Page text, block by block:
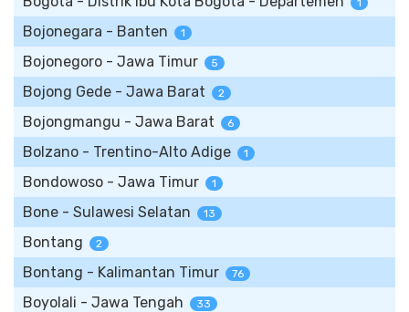
1
Bojonegara - Banten 1
Bojonegoro - Jawa Timur 5
Bojong Gede - Jawa Barat 2
Bojongmangu - Jawa Barat 6
Bolzano - Trentino-Alto Adige 1
Bondowoso - Jawa Timur 1
Bone - Sulawesi Selatan 13
Bontang 2
Bontang - Kalimantan Timur 76
Boyolali - Jawa Tengah 33